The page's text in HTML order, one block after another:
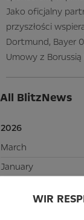
WIR
Jako oficjalny
przyszłości
Dortmund, Bayer
Umowy z
All BlitzNews
2026
March
January